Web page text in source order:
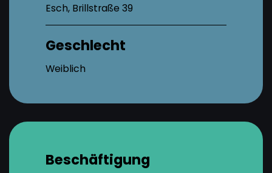
Esch, Brillstraße 39
Geschlecht
Weiblich
Beschäftigung